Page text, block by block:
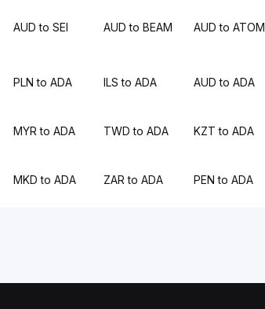
AUD to SEI AUD to BEAM AUD to ATOM
PLN to ADA ILS to ADA AUD to ADA
MYR to ADA TWD to ADA KZT to ADA
MKD to ADA ZAR to ADA PEN to ADA